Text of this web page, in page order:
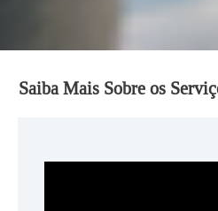
Saiba Mais Sobre os